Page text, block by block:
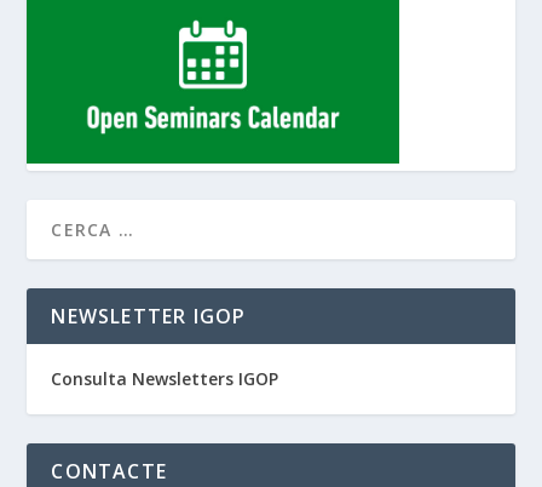
NEWSLETTER IGOP
Consulta Newsletters IGOP
CONTACTE